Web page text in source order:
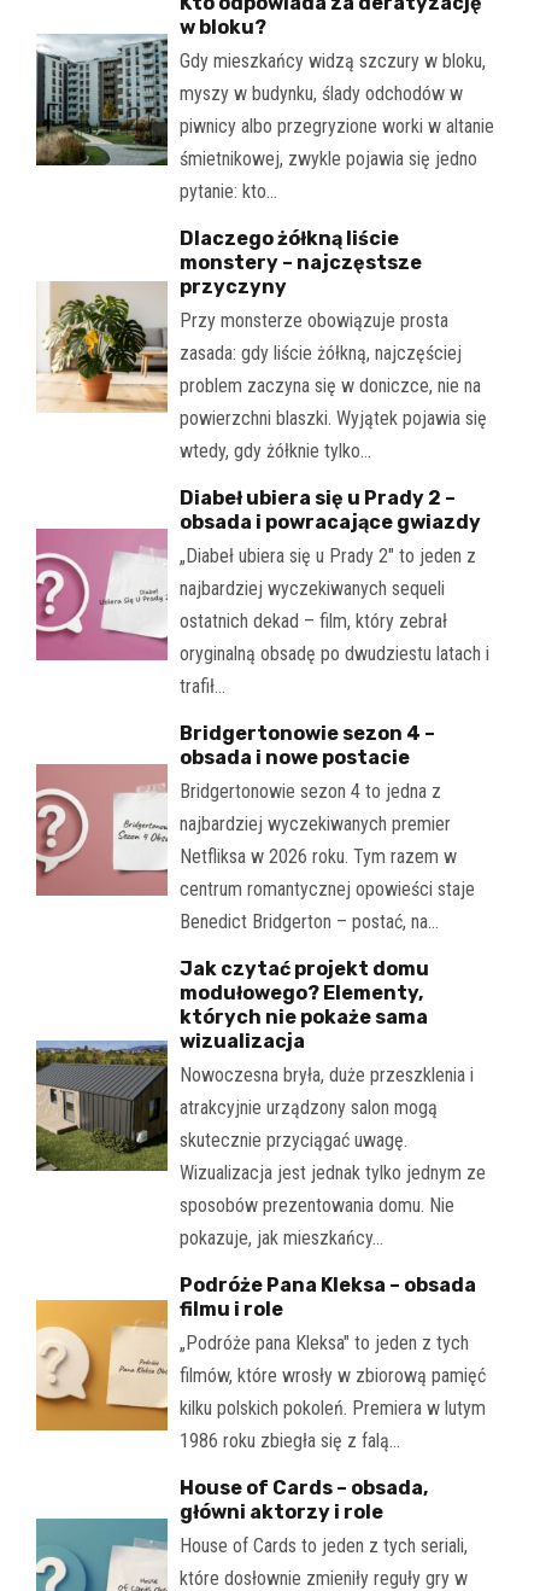
w bloku?
Gdy mieszkańcy widzą szczury w bloku,
myszy w budynku, ślady odchodów w
piwnicy albo przegryzione worki w altanie
śmietnikowej, zwykle pojawia się jedno
pytanie: kto…
Dlaczego żółkną liście
monstery – najczęstsze
przyczyny
Przy monsterze obowiązuje prosta
zasada: gdy liście żółkną, najczęściej
problem zaczyna się w doniczce, nie na
powierzchni blaszki. Wyjątek pojawia się
wtedy, gdy żółknie tylko…
Diabeł ubiera się u Prady 2 –
obsada i powracające gwiazdy
„Diabeł ubiera się u Prady 2" to jeden z
najbardziej wyczekiwanych sequeli
ostatnich dekad – film, który zebrał
oryginalną obsadę po dwudziestu latach i
trafił…
Bridgertonowie sezon 4 –
obsada i nowe postacie
Bridgertonowie sezon 4 to jedna z
najbardziej wyczekiwanych premier
Netfliksa w 2026 roku. Tym razem w
centrum romantycznej opowieści staje
Benedict Bridgerton – postać, na…
Jak czytać projekt domu
modułowego? Elementy,
których nie pokaże sama
wizualizacja
Nowoczesna bryła, duże przeszklenia i
atrakcyjnie urządzony salon mogą
skutecznie przyciągać uwagę.
Wizualizacja jest jednak tylko jednym ze
sposobów prezentowania domu. Nie
pokazuje, jak mieszkańcy…
Podróże Pana Kleksa – obsada
filmu i role
„Podróże pana Kleksa" to jeden z tych
filmów, które wrosły w zbiorową pamięć
kilku polskich pokoleń. Premiera w lutym
1986 roku zbiegła się z falą…
House of Cards – obsada,
główni aktorzy i role
House of Cards to jeden z tych seriali,
które dosłownie zmieniły reguły gry w